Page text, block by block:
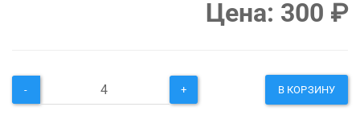
Цена: 300 ₽
- + В КОРЗИНУ